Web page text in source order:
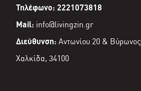
Τηλέφωνο: 2221073818
Mail: info@livingzin.gr
Διεύθυνση: Αντωνίου 20 & Βύρωνος
Χαλκίδα, 34100